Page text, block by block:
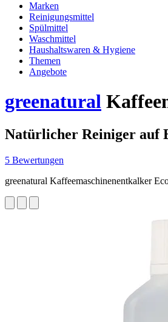
Marken
Reinigungsmittel
Spülmittel
Waschmittel
Haushaltswaren & Hygiene
Themen
Angebote
greenatural
Natürlicher Reiniger auf
5 Bewertungen
greenatural Kaffeemaschinenentkalker